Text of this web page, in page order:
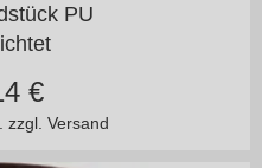
PU
zzgl. Versand
€